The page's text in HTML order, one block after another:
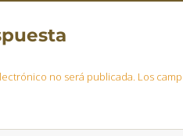
no será publicada. Los